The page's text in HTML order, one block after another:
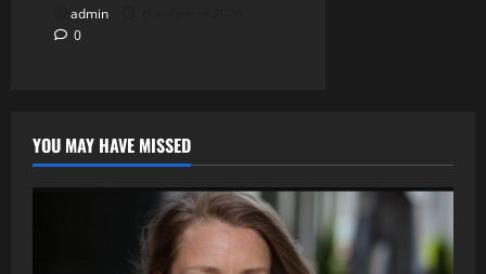
admin
0
YOU MAY HAVE MISSED